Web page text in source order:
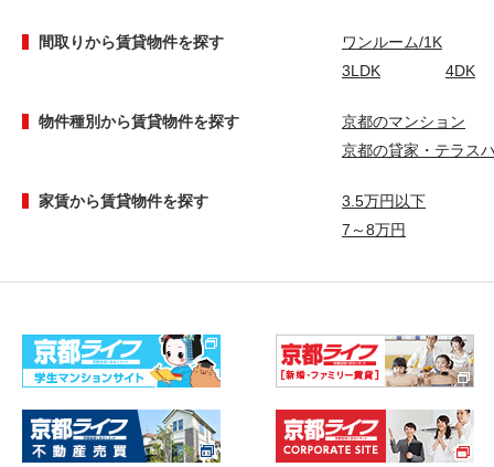
間取りから賃貸物件を探す
ワンルーム/1K
3LDK
4DK
物件種別から賃貸物件を探す
京都のマンション
京都の貸家・テラス
家賃から賃貸物件を探す
3.5万円以下
7～8万円